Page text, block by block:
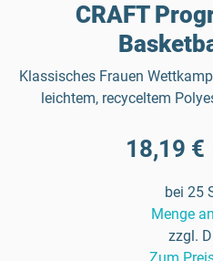
CRAFT
Klassisches Frauen
leichtem, recyceltem
18,19 €
bei 25
Menge
zzgl.